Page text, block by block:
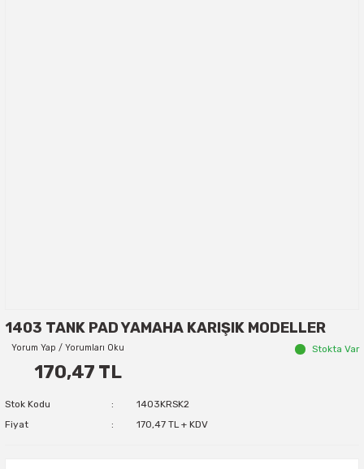
1403 TANK PAD YAMAHA KARIŞIK MODELLER
Yorum Yap / Yorumları Oku Stokta Var
170,47 TL
Stok Kodu
1403KRSK2
Fiyat
170,47 TL + KDV